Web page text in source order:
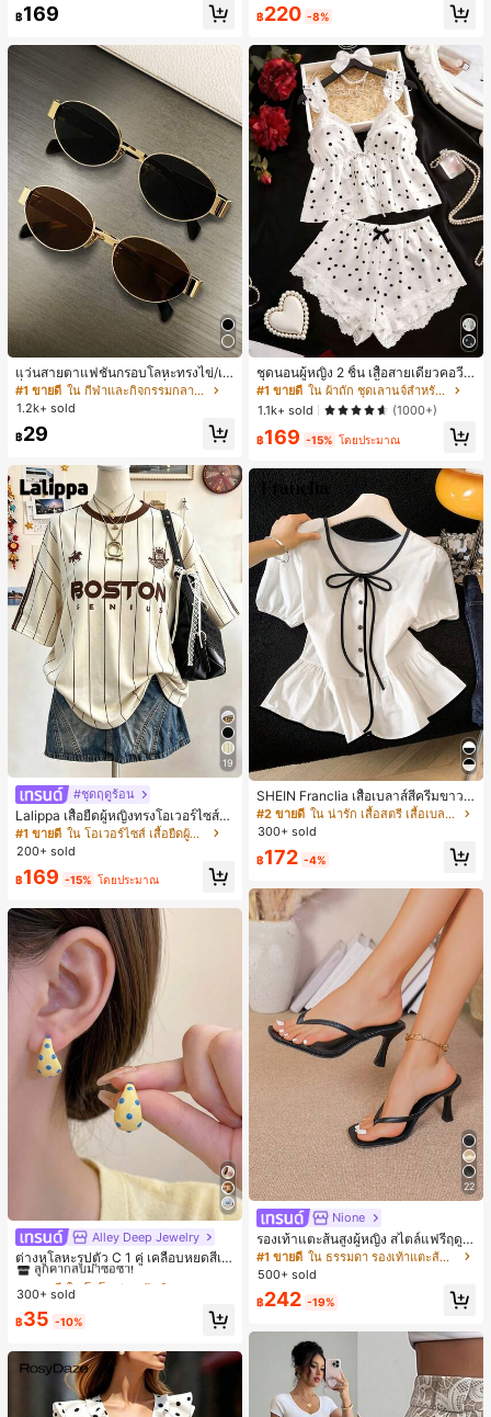
#1 ขายดี
ใน สีกากี เสื้อสตรี เสื้อเบลาส์ & Tee
฿169
แว่นสายตาแฟชั่นกรอบโลหะทรงไข่/เห
ลี่ยมสำหรับผู้หญิง (กรอบครึ่ง), เหมาะ
สำหรับใส่ในชีวิตประจำวันและกิจกรรม
#1 ขายดี
ใน กีฬาและกิจกรรมกลางแจ้ง
1.2k+ sold
฿29
19
#ชุดฤดูร้อน
Lalippa เสื้อยืดผู้หญิงทรงโอเวอร์ไซส์ค
วามยาวกลาง คอกลม ไหล่ตก ลายพิมพ์
ตัวอักษรและลายทางแนวตั้ง สไตล์แฟชั่
นมินิมอล ของขวัญให้เพื่อน
#1 ขายดี
ใน โอเวอร์ไซส์ เสื้อยืดผู้หญิง
200+ sold
฿169 -15% โดยประมาณ
Alley Deep Jewelry
ต่างหูโลหะรูปตัว C 1 คู่ เคลือบหยดสีเห
ลือง ลายจุดสีน้ำเงิน สไตล์ยุโรปและอเม
ริกัน แฟชั่นส่วนตัว หวานและสง่างาม
สำหรับผู้หญิงและเด็กหญิง สำหรับการเ
ดินทาง งานแต่งงาน ปาร์ตี้ วันเกิด ของ
#1 ขายดี ใน โบโฮ ต่างหูผู้หญิง
ลูกค้ากลับมาซื้อซ้ำ!
เกือบหมดแล้ว!
#1 ขายดี ใน โบโฮ ต่างหูผู้หญิง
ลูกค้ากลับมาซื้อซ้ำ!
เกือบหมดแล้ว!
#1 ขายดี ใน โบโฮ ต่างหูผู้หญิง
ลูกค้ากลับมาซื้อซ้ำ!
เกือบหมดแล้ว!
#1 ขายดี
ใน โบโฮ ต่างหูผู้หญิง
เกือบหมดแล้ว!
300+ sold
฿35 -10%
฿220 -8%
ชุดนอนผู้หญิง 2 ชิ้น เสื้อสายเดี่ยวคอวีลู
กไม้ พร้อมกางเกงขาสั้นแต่งลูกไม้ แต่ง
โบว์ที่เอว ชุดลำลองผู้หญิงนุ่มสบายน่ารั
ก สไตล์เอสเธติก
#1 ขายดี
ใน ผ้าถัก ชุดเลานจ์สำหรับผู้หญิง
1.1k+ sold
(1000+)
฿169 -15% โดยประมาณ
SHEIN Franclia เสื้อเบลาส์สีครีมขาวนุ่
มนวล เอวรูด, แต่งขอบตัดกัน + โบว์ผูก,
แขนพอง จับคู่กับกระโปรงชายระบาย,
กวัน
#2 ขายดี
ใน น่ารัก เสื้อสตรี เสื้อเบลาส์ & Tee
300+ sold
฿172 -4%
22
Nione
รองเท้าแตะส้นสูงผู้หญิง สไตล์แฟรี่ฤดูร้
อน ส้นบาง แบบคีบ แต่งสายคาดผม รอ
งเท้าแตะชายหาดสำหรับเที่ยวพักผ่อน
แฟชั่นสายไขว้ สำหรับเดทไนท์
#1 ขายดี
ใน ธรรมดา รองเท้าแตะส้นสูงผู้หญิง
500+ sold
฿242 -19%